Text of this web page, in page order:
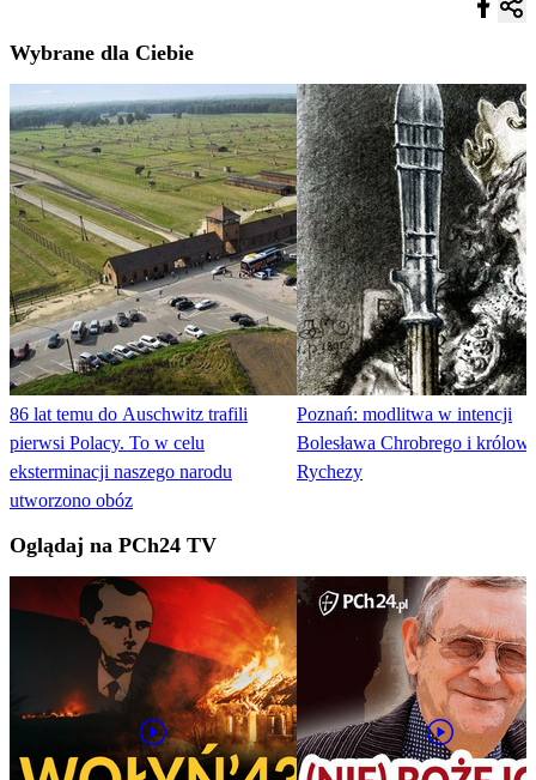
Wybrane dla Ciebie
86 lat temu do Auschwitz trafili
pierwsi Polacy. To w celu
eksterminacji naszego narodu
utworzono obóz
Poznań: modlitwa w intencji
Bolesława Chrobrego i
Rychezy
Oglądaj na PCh24 TV